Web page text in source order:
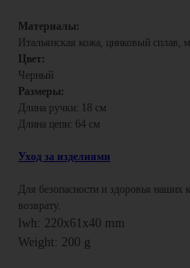
Материалы:
Итальянская кожа, цинковый сплав,
Цвет:
Черный
Размеры:
Длина ручки: 18 см
Длина цепи: 64 см
Уход за изделиями
Для безопасности и здоровья наших
возврату.
lwh: 220x61x40 mm
Weight: 200 g